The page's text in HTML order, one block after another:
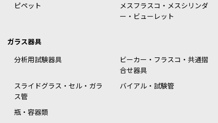
ピペット
メスフラスコ・メスシリンダ
ー・ビューレット
ガラス器具
分析用試験器具
ビーカー・フラスコ・共通摺
合せ器具
スライドグラス・セル・ガラ
ス管
バイアル・試験管
瓶・容器類